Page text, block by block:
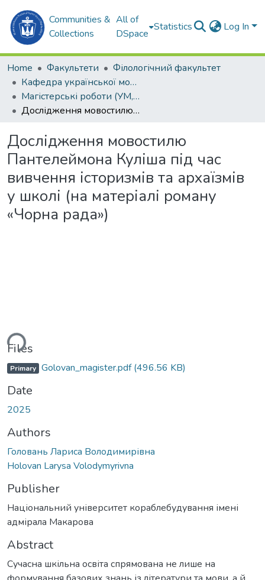
Communities &
Collections
All of
DSpace
Statistics Log In
Home Факультети
Філологічний факультет
Кафедра української мови, літератури та методики навчання (УМ, ЛтаМН)
Магістерські роботи (УМ, ЛтаМН)
Дослідження мовостилю Пантелеймона Куліша під час вивчення історизмів та архаїзмів у школі (на матеріалі роману «Чорна рада»)
Дослідження мовостилю
Пантелеймона Куліша під час
вивчення історизмів та архаїзмів
у школі (на матеріалі роману
«Чорна рада»)
Files
Primary Golovan_magister.pdf(496.56 KB)
Date
2025
Authors
Головань Лариса Володимирівна
Holovan Larysa Volodymyrivna
Publisher
Національний університет кораблебудування імені
адмірала Макарова
Abstract
Сучасна шкільна освіта спрямована не лише на